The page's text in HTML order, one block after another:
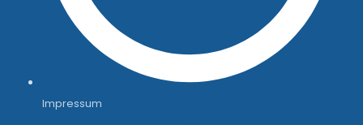
Impressum